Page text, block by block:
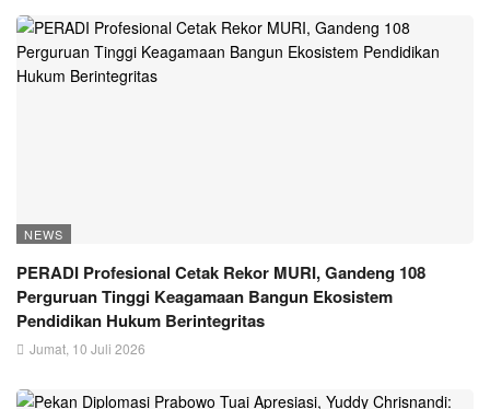
NEWS
PERADI Profesional Cetak Rekor MURI, Gandeng 108
Perguruan Tinggi Keagamaan Bangun Ekosistem
Pendidikan Hukum Berintegritas
Jumat, 10 Juli 2026